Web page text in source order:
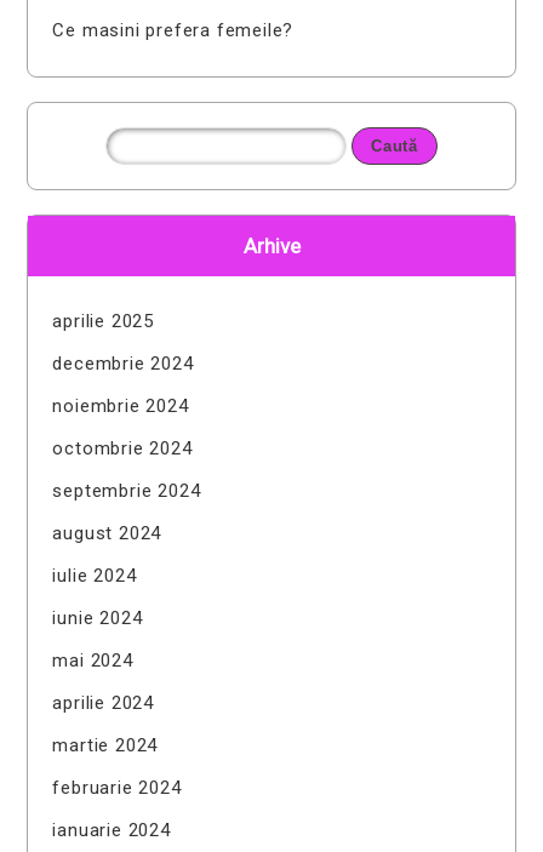
Ce masini prefera femeile?
Arhive
aprilie 2025
decembrie 2024
noiembrie 2024
octombrie 2024
septembrie 2024
august 2024
iulie 2024
iunie 2024
mai 2024
aprilie 2024
martie 2024
februarie 2024
ianuarie 2024